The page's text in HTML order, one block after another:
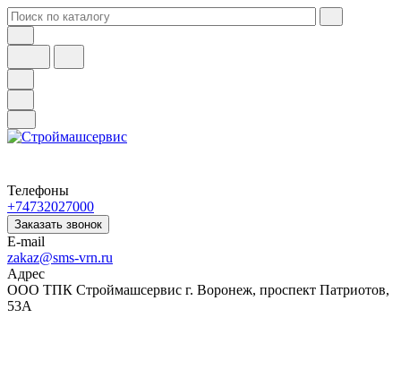
Телефоны
+74732027000
Заказать звонок
E-mail
zakaz@sms-vrn.ru
Адрес
ООО ТПК Строймашсервис г. Воронеж, проспект Патриотов,
53А